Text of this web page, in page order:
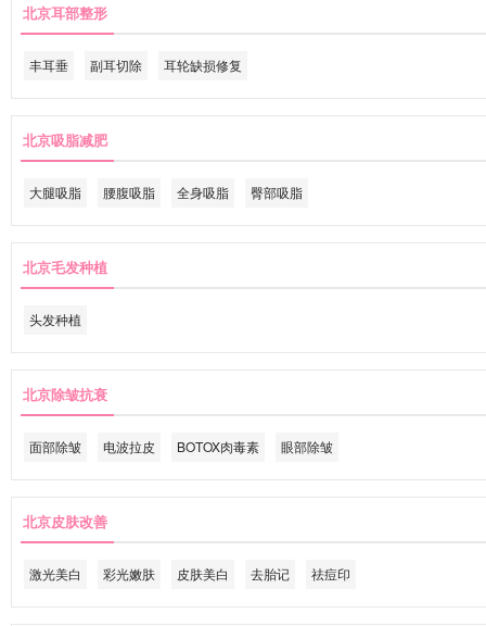
北京耳部整形
丰耳垂 副耳切除 耳轮缺损修复
北京吸脂减肥
大腿吸脂 腰腹吸脂 全身吸脂 臀部吸脂
北京毛发种植
头发种植
北京除皱抗衰
面部除皱 电波拉皮 BOTOX肉毒素 眼部除皱
北京皮肤改善
激光美白 彩光嫩肤 皮肤美白 去胎记 祛痘印